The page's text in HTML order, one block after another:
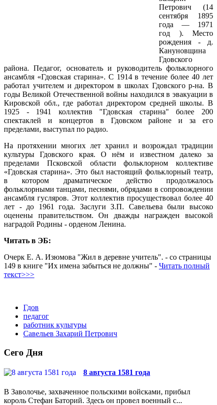
Петрович (14
сентября 1895
года — 1971
год ). Место
рождения - д.
Кануновщина
Гдовского
района. Педагог, основатель и руководитель фольклорного
ансамбля «Гдовскаястарина». С 1914 в течение более 40 лет
работал учителем и директором в школах Гдовскогор-на. В
годы Великой Отечественной войны находился в эвакуации в
Кировской обл., где работал директором средней школы. В
1925 - 1941 коллектив "Гдовская старина" более 200
спектаклей и концертов в Гдовскомрайоне и за его
пределами, выступал по радио.
На протяхении многих лет хранил и возрождал традиции
культурыГдовского края. О нём и известном далеко за
пределами Псковской области фольклорном коллективе
«Гдовская старина». Это был настоящий фольклорный театр,
в котором драматическое действо продолжалось
фольклорными танцами, песнями, обрядами в сопровождении
ансамбля гусляров. Этот коллектив просуществовал более 40
лет - до 1961 года. Заслуги З.П. Савельева были высоко
оценены правительством. Он дважды награжден высокой
наградой Родины - орденом Ленина.
Читать в ЭБ:
Очерк Е. А. Изюмова "Жил в деревне учитель". - со страницы
149 в книге "Их имена забыться не должны" - Читать полный
текст>>>
Гдов
педагог
работник культуры
Савельев Захарий Петрович
Сего Дня
8 августа 1581 года
В Заволочье, захваченное польскими войсками, прибыл
король Стефан Баторий. Здесь он провел военный с...